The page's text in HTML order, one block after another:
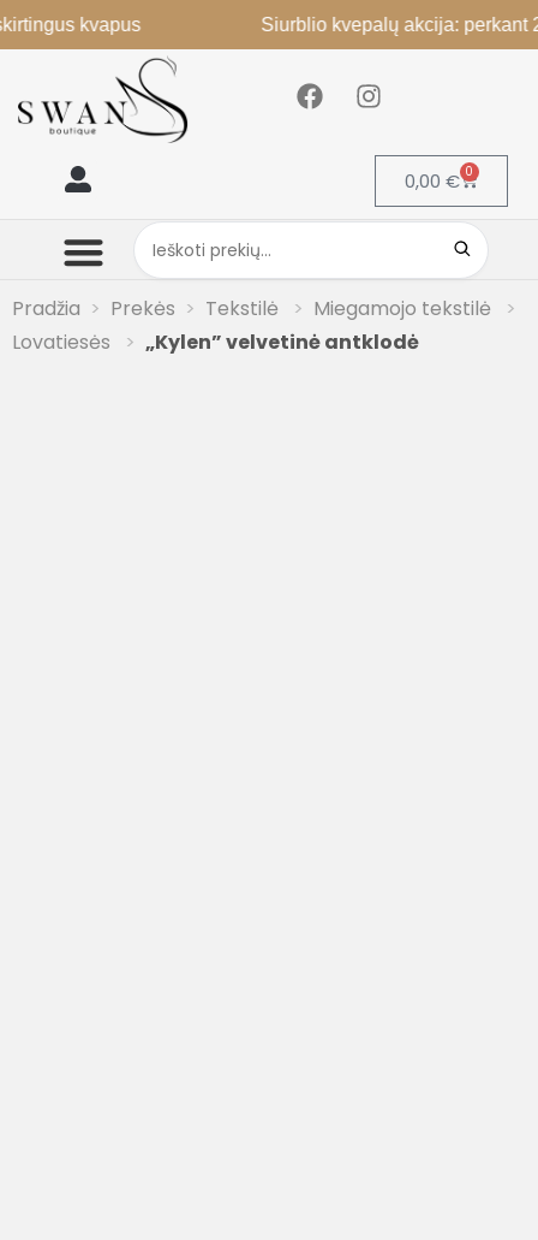
kvapus Siurblio kvepalų akcija: perkant 2, 3-
0,00 € 0
Pradžia Prekės Tekstilė
Miegamojo tekstilė
Lovatiesės
„Kylen” velvetinė antklodė